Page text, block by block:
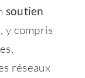
soutien
y compris
réseaux